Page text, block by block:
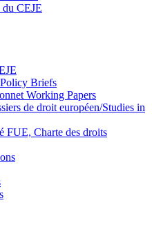
du CEJE
Briefs
Working Papers
de droit européen/Studies in
FUE, Charte des droits